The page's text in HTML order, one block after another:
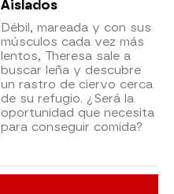
Aislados
Débil, mareada y con sus
músculos cada vez más
lentos, Theresa sale a
buscar leña y descubre
un rastro de ciervo cerca
de su refugio. ¿Será la
oportunidad que necesita
para conseguir comida?